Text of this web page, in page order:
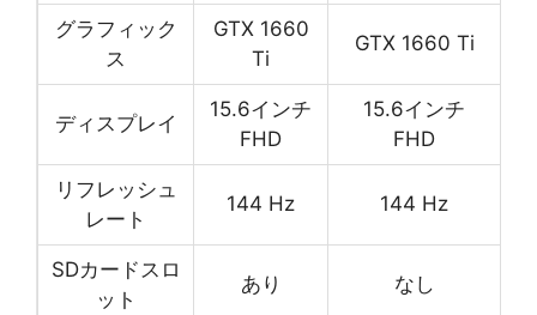
グラフィック
ス
GTX 1660
Ti
GTX 1660 Ti
ディスプレイ
15.6インチ
FHD
15.6インチ
FHD
リフレッシュ
レート
144 Hz 144 Hz
SDカードスロ
ット
あり なし